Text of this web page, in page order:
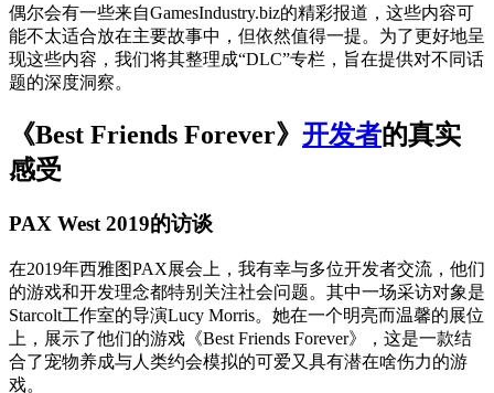
偶尔会有一些来自GamesIndustry.biz的精彩报道，这些内容可
能不太适合放在主要故事中，但依然值得一提。为了更好地呈
现这些内容，我们将其整理成“DLC”专栏，旨在提供对不同话
题的深度洞察。
《Best Friends Forever》 开发者的真实
感受
PAX West 2019的访谈
在2019年西雅图PAX展会上，我有幸与多位开发者交流，他们
的游戏和开发理念都特别关注社会问题。其中一场采访对象是
Starcolt工作室的导演Lucy Morris。她在一个明亮而温馨的展位
上，展示了他们的游戏《Best Friends Forever》，这是一款结
合了宠物养成与人类约会模拟的可爱又具有潜在啥伤力的游
戏。